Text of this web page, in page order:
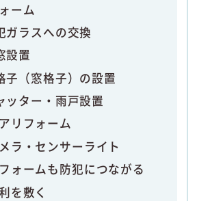
ーム
ガラスへの交換
設置
子（窓格子）の設置
ッター・雨戸設置
リフォーム
ラ・センサーライト
ォームも防犯につながる
を敷く